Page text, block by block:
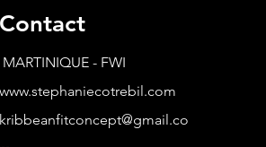
Contact
MARTINIQUE - FWI
www.stephaniecotrebil.com
kribbeanfitconcept@gmail.co